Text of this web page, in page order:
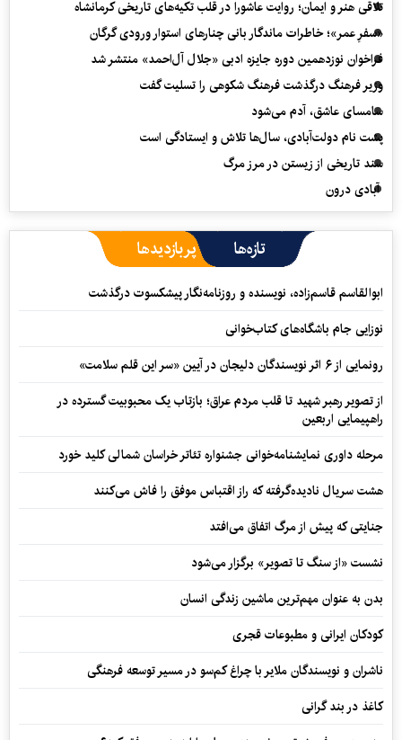
تلاقی هنر و ایمان؛ روایت عاشورا در قلب تکیه‌های تاریخی کرمانشاه
«سفرِ عمر»؛ خاطرات ماندگار بانی چنارهای استوار ورودی گرگان
فراخوان نوزدهمین دوره جایزه ادبی «جلال آل‌احمد» منتشر شد
وزیر فرهنگ درگذشت فرهنگ شکوهی را تسلیت گفت
سامسای عاشق، آدم می‌شود
پشت نام دولت‌آبادی، سال‌ها تلاش و ایستادگی است
سند تاریخی از زیستن در مرز مرگ
آبادی درون
تازه‌ها پربازدیدها
ابوالقاسم قاسم‌زاده، نویسنده و روزنامه‌نگار پیشکسوت درگذشت
نوزایی جام باشگاه‌های کتاب‌خوانی
رونمایی از ۶ اثر نویسندگان دلیجان در آیین «سر این قلم سلامت»
از تصویر رهبر شهید تا قلب مردم عراق؛ بازتاب یک محبوبیت گسترده در
راهپیمایی اربعین
مرحله داوری نمایشنامه‌خوانی جشنواره تئاتر خراسان شمالی کلید خورد
هشت سریال نادیده‌گرفته که راز اقتباس موفق را فاش می‌کنند
جنایتی که پیش از مرگ اتفاق می‌افتد
نشست «از سنگ تا تصویر» برگزار می‌شود
بدن به عنوان مهم‌ترین ماشین زندگی انسان
کودکان ایرانی و مطبوعات قجری
ناشران و نویسندگان ملایر با چراغ کم‌سو در مسیر توسعه فرهنگی
کاغذ در بند گرانی